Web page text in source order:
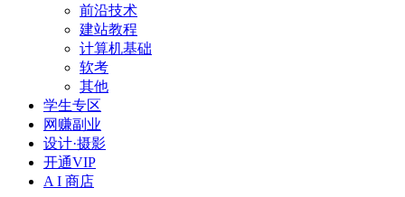
前沿技术
建站教程
计算机基础
软考
其他
学生专区
网赚副业
设计·摄影
开通VIP
A I 商店